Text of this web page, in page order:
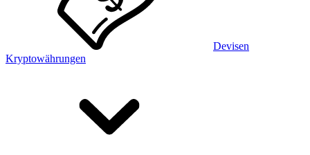
Devisen
Kryptowährungen